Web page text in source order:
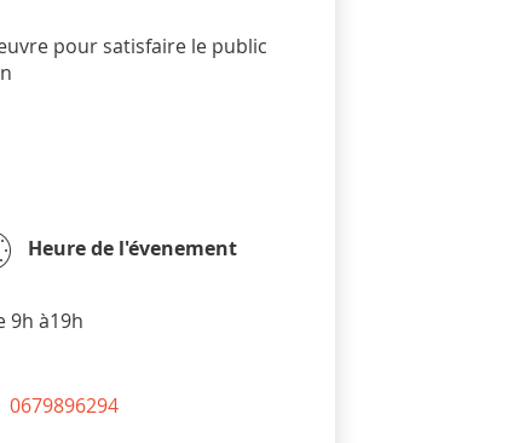
pour satisfaire le public
Heure de l'évenement
9h à19h
0679896294